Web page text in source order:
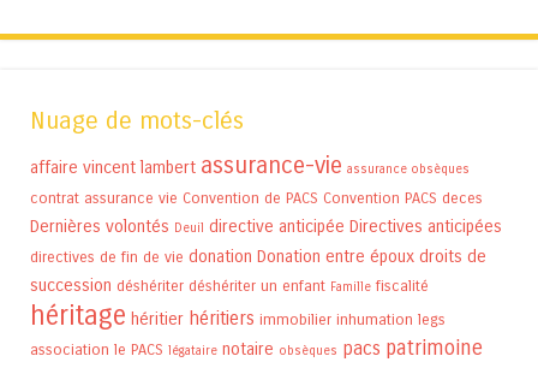
Nuage de mots-clés
affaire vincent lambert assurance-vie assurance obsèques
contrat assurance vie Convention de PACS Convention PACS deces
Dernières volontés Deuil directive anticipée Directives anticipées
directives de fin de vie donation Donation entre époux droits de
succession déshériter déshériter un enfant Famille fiscalité
héritage héritier héritiers immobilier inhumation legs
association le PACS légataire notaire obsèques pacs patrimoine